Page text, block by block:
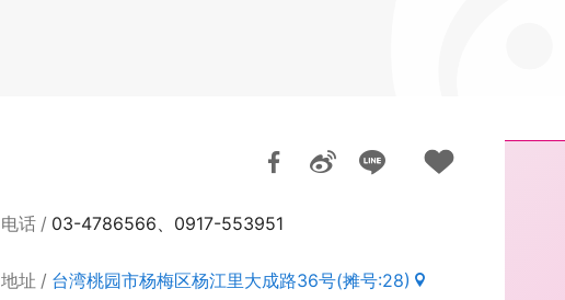
电话 03-4786566、0917-553951
地址 台湾桃园市杨梅区杨江里大成路36号(摊号:28)
:::